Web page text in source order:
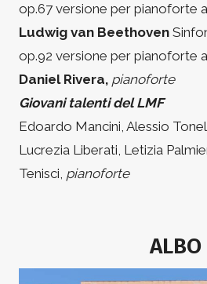
op.67 versione per pianoforte
Ludwig van Beethoven
op.92 versione per pianoforte
Daniel Rivera, pianoforte
Giovani talenti del LMF
Edoardo Mancini, Alessio
Lucrezia Liberati, Letizia
Tenisci, pianoforte
ALBO